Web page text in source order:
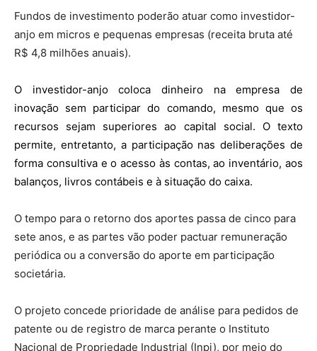
Fundos de investimento poderão atuar como investidor-
anjo em micros e pequenas empresas (receita bruta até
R$ 4,8 milhões anuais).
O investidor-anjo coloca dinheiro na empresa de
inovação sem participar do comando, mesmo que os
recursos sejam superiores ao capital social. O texto
permite, entretanto, a participação nas deliberações de
forma consultiva e o acesso às contas, ao inventário, aos
balanços, livros contábeis e à situação do caixa.
O tempo para o retorno dos aportes passa de cinco para
sete anos, e as partes vão poder pactuar remuneração
periódica ou a conversão do aporte em participação
societária.
O projeto concede prioridade de análise para pedidos de
patente ou de registro de marca perante o Instituto
Nacional de Propriedade Industrial (Inpi), por meio do